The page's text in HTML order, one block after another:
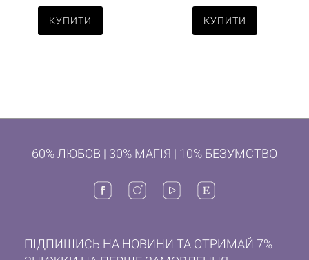
КУПИТИ КУПИТИ
60% ЛЮБОВ | 30% МАГІЯ | 10% БЕЗУМСТВО
ПІДПИШИСЬ НА НОВИНИ ТА ОТРИМАЙ 7%